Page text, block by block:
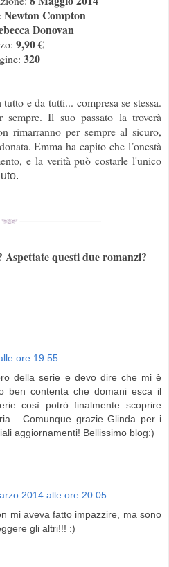
Newton Compton
Donovan
9,90 €
320
e da tutti... compresa se stessa.
Il suo passato la troverà
rimarranno per sempre al sicuro,
Emma ha capito che l’onestà
e la verità può costarle l'unico
Aspettate questi due romanzi?
ore 19:55
della serie e devo dire che mi è
ben contenta che domani esca il
così potrò finalmente scoprire
Comunque grazie Glinda per i
aggiornamenti! Bellissimo blog:)
2014 alle ore 20:05
mi aveva fatto impazzire, ma sono
gli altri!!! :)